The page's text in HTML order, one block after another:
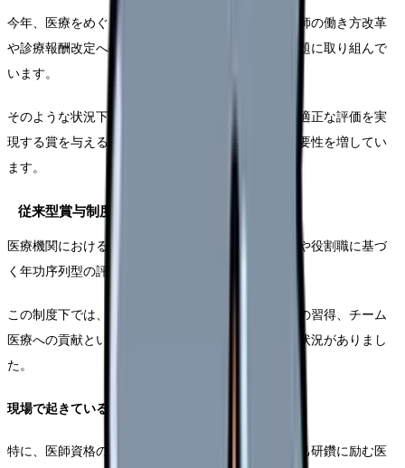
今年、医療をめぐる環境が大きく変化する中で、医師の働き方改革
や診療報酬改定への対応など、医療機関は様々な課題に取り組んで
います。
そのような状況下で、医師のモチベーション向上と適正な評価を実
現する賞を与える制度の構築が、これまで以上に重要性を増してい
ます。
従来型賞与制度の課題
医療機関における従来の賞与制度では、主任勤続数や役割職に基づ
く年功序列型の評価が中心でした。
この制度下では、若手医師の努力や新しい医療技術の習得、チーム
医療への貢献といった要素が十分に評価されにくい状況がありまし
た。
現場で起きている具体的な問題
特に、医師資格の取得や新しい治療法導入など、自己研鑽に励む医